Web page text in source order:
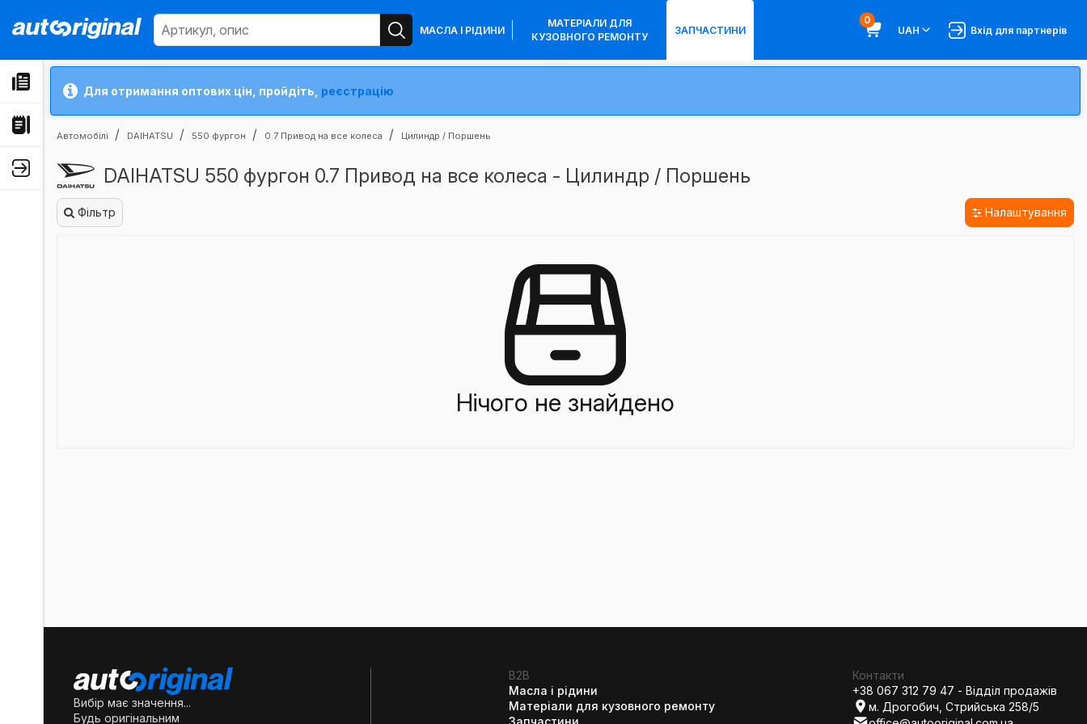
МАСЛА І РІДИНИ
МАТЕРІАЛИ ДЛЯ
КУЗОВНОГО РЕМОНТУ
ЗАПЧАСТИНИ
0
UAH
Вхід для партнерів
Для отримання оптових цін, пройдіть, реєстрацію
Автомобілі DAIHATSU 550 фургон 0.7 Привод на все колеса Цилиндр / Поршень
DAIHATSU 550 фургон 0.7 Привод на все колеса - Цилиндр / Поршень
Фільтр Налаштування
Нічого не знайдено
Вибір має значення...
Будь оригінальним
B2B
Масла і рідини
Матеріали для кузовного ремонту
Запчастини
Контакти
+38 067 312 79 47 - Відділ продажів
м. Дрогобич, Стрийська 258/5